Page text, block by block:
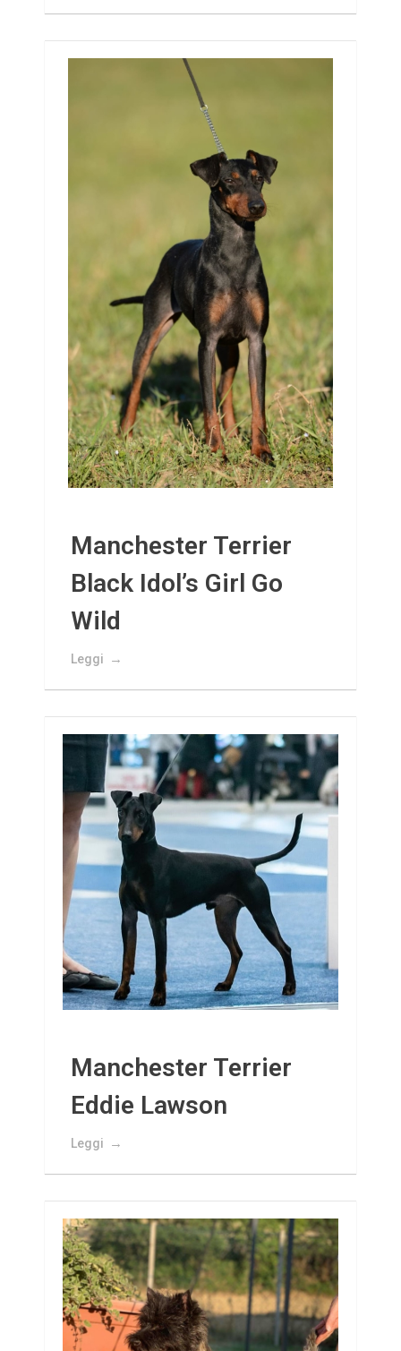
Manchester Terrier
Black Idol’s Girl Go
Wild
Leggi
Manchester Terrier
Eddie Lawson
Leggi